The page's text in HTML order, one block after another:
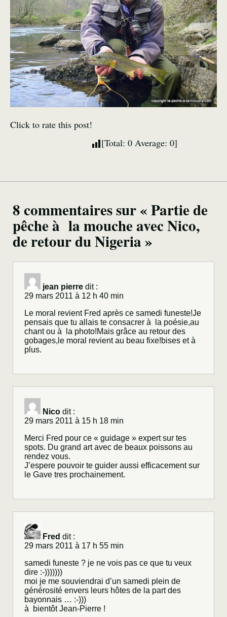
Click to rate this post!
[Total: 0 Average: 0]
8 commentaires sur « Partie de
pêche à la mouche avec Nico,
de retour du Nigeria »
jean pierre dit :
29 mars 2011 à 12 h 40 min
Le moral revient Fred après ce samedi funeste!Je
pensais que tu allais te consacrer à la poésie,au
chant ou à la photo!Mais grâce au retour des
gobages,le moral revient au beau fixe!bises et à
plus.
Nico dit :
29 mars 2011 à 15 h 18 min
Merci Fred pour ce « guidage » expert sur tes
spots. Du grand art avec de beaux poissons au
rendez vous.
J’espere pouvoir te guider aussi efficacement sur
le Gave tres prochainement.
Fred dit :
29 mars 2011 à 17 h 55 min
samedi funeste ? je ne vois pas ce que tu veux
dire :-)))))))
moi je me souviendrai d’un samedi plein de
générosité envers leurs hôtes de la part des
bayonnais … :-)))
à bientôt Jean-Pierre !